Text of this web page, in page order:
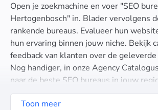
Open je zoekmachine en voer "SEO
Hertogenbosch" in. Blader vervolgens
rankende bureaus. Evalueer hun
hun ervaring binnen jouw niche. Bekijk
feedback van klanten over de
Nog handiger, in onze Agency
naar de beste SEO bureaus in jouw
geografische locatie op te geven.
Toon meer